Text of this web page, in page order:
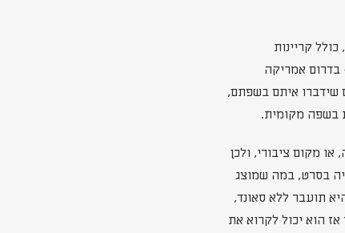
קריינות
בדרום אמריקה
שידברו איתם בשפתם,
בשפה מקומית.
מקום ציבורי, ולכן
בסרט, במה שמוצג
תועבר ללא סאונד,
הוא יכול לקרוא את